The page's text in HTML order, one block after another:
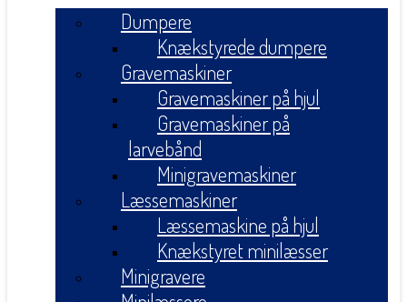
Dumpere
Knækstyrede dumpere
Gravemaskiner
Gravemaskiner på hjul
Gravemaskiner på
larvebånd
Minigravemaskiner
Læssemaskiner
Læssemaskine på hjul
Knækstyret minilæsser
Minigravere